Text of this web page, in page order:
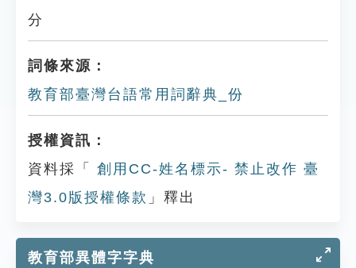
分
詞條來源：
教育部臺灣台語常用詞辭典_份
授權資訊：
資料採「
創用CC-姓名標示- 禁止改作 臺
灣3.0版授權條款 」釋出
教育部異體字字典